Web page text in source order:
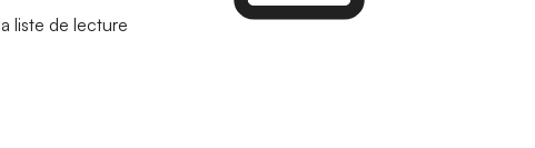
liste de lecture